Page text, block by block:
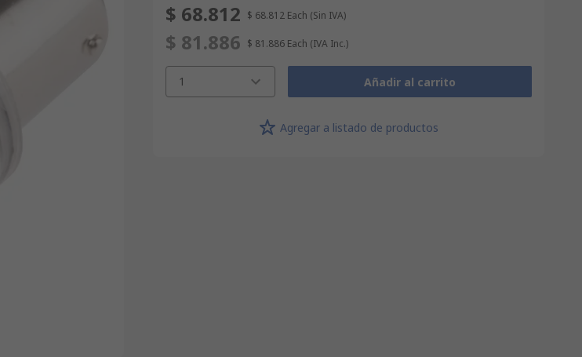
$ 68.812 $ 68.812 Each (Sin IVA)
$ 81.886 $ 81.886 Each (IVA Inc.)
1 Añadir al carrito
Agregar a listado de productos